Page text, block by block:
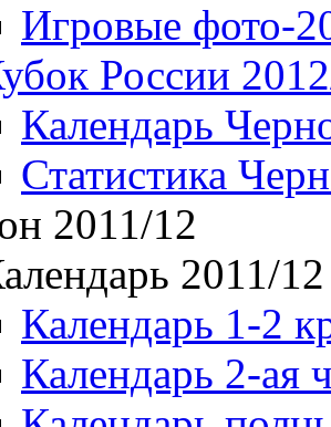
Игровые фото-
России
Календарь
Статистика
2011/12
2011/12
Календарь 1-2
Календарь 2-ая